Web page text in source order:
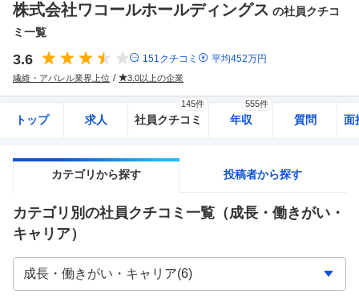
株式会社ワコールホールディングス の社員クチコ
ミ一覧
3.6 151 クチコミ 平均452万円
繊維・アパレル業界上位 3.0以上の企業
トップ 求人 社員クチコミ
145件
年収
555件
質問 面
カテゴリから探す 投稿者から探す
カテゴリ別の社員クチコミ一覧 （成長・働きがい・
キャリア）